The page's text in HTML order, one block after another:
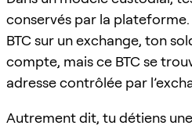
conservés par la plateforme.
BTC sur un exchange, ton
compte, mais ce BTC se
adresse contrôlée par
Autrement dit, tu détiens